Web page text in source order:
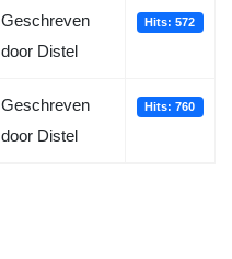
Geschreven
door Distel
Hits: 572
Geschreven
door Distel
Hits: 760